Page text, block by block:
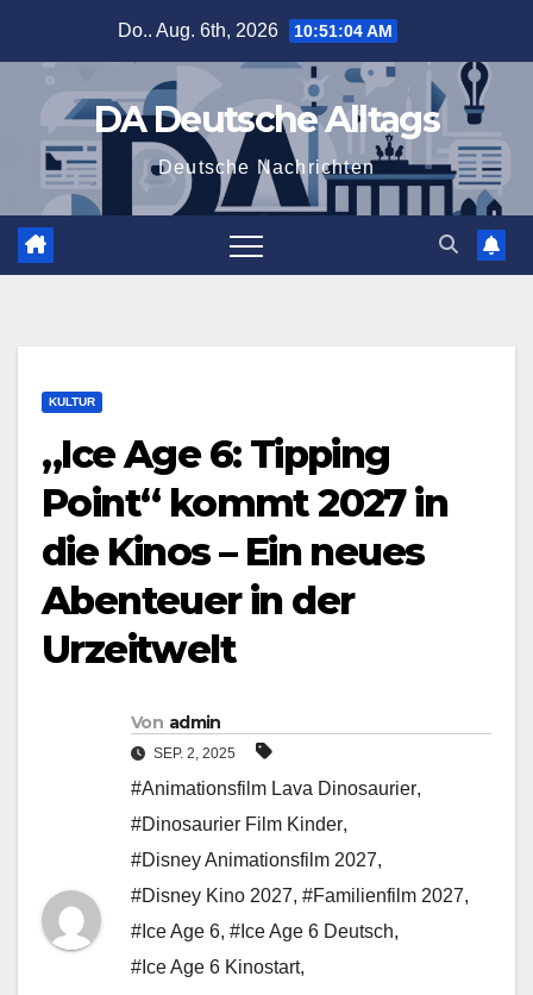
Do.. Aug. 6th, 2026 10:51:05 AM
DA Deutsche Alltags
Deutsche Nachrichten
KULTUR
„Ice Age 6: Tipping
Point“ kommt 2027 in
die Kinos – Ein neues
Abenteuer in der
Urzeitwelt
Von admin
SEP. 2, 2025
#Animationsfilm Lava Dinosaurier,
#Dinosaurier Film Kinder,
#Disney Animationsfilm 2027,
#Disney Kino 2027, #Familienfilm 2027,
#Ice Age 6, #Ice Age 6 Deutsch,
#Ice Age 6 Kinostart,